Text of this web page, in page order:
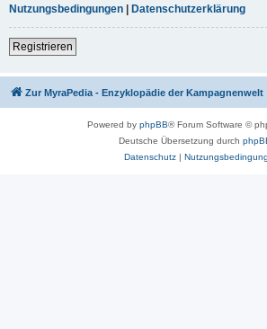
Nutzungsbedingungen | Datenschutzerklärung
Registrieren
Zur MyraPedia - Enzyklopädie der Kampagnenwelt
Powered by phpBB® Forum Software ©
Deutsche Übersetzung durch
Datenschutz|